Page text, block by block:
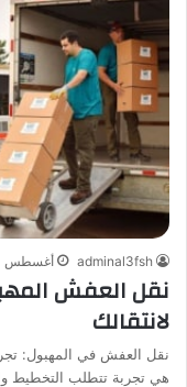
adminal3fsh أغسطس 11, 2023
نقل العفش
لانتقالك
نقل العفش في المهبول:
هي تجربة تتطلب التخطيط